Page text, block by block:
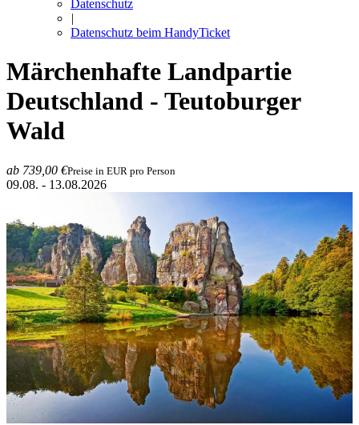
Datenschutz
|
Datenschutz beim HandyTicket
Märchenhafte Landpartie
Deutschland - Teutoburger
Wald
ab 739,00 €Preise in EUR pro Person
09.08. - 13.08.2026